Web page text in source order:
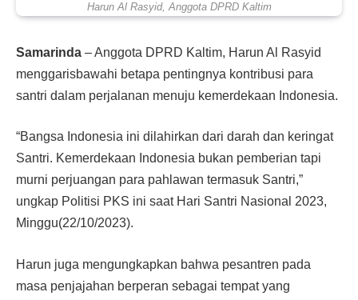
Harun Al Rasyid, Anggota DPRD Kaltim
Samarinda – Anggota DPRD Kaltim, Harun Al Rasyid
menggarisbawahi betapa pentingnya kontribusi para
santri dalam perjalanan menuju kemerdekaan Indonesia.
“Bangsa Indonesia ini dilahirkan dari darah dan keringat
Santri. Kemerdekaan Indonesia bukan pemberian tapi
murni perjuangan para pahlawan termasuk Santri,”
ungkap Politisi PKS ini saat Hari Santri Nasional 2023,
Minggu(22/10/2023).
Harun juga mengungkapkan bahwa pesantren pada
masa penjajahan berperan sebagai tempat yang